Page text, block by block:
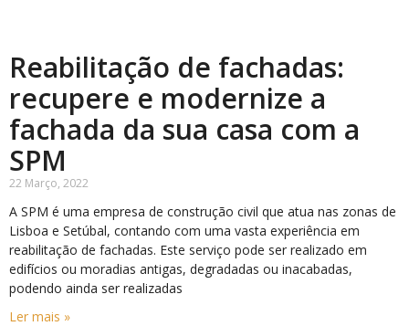
Reabilitação de fachadas:
recupere e modernize a
fachada da sua casa com a
SPM
22 Março, 2022
A SPM é uma empresa de construção civil que atua nas zonas de
Lisboa e Setúbal, contando com uma vasta experiência em
reabilitação de fachadas. Este serviço pode ser realizado em
edifícios ou moradias antigas, degradadas ou inacabadas,
podendo ainda ser realizadas
Ler mais »